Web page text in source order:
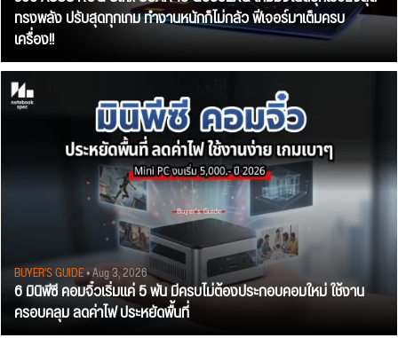
ทรงพลัง ปรับสุดทุกเกม ทำงานหนักก็ไม่กลัว ฟีเจอร์มาเต็มครบ
เครื่อง!!
BUYER'S GUIDE• Aug 3, 2026
6 มินิพีซี คอมจิ๋วเริ่มแค่ 5 พัน มีครบไม่ต้องประกอบคอมใหม่ ใช้งาน
ครอบคลุม ลดค่าไฟ ประหยัดพื้นที่